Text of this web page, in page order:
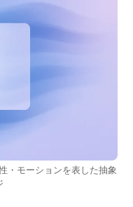
・モーションを表した抽象